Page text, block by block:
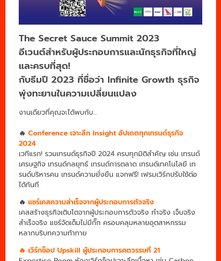
The Secret Sauce Summit 2023
อีเวนต์สำหรับผู้ประกอบการและนักธุรกิจที่ใหญ่
และครบที่สุด!
กับธีมปี 2023 ที่ชื่อว่า Infinite Growth ธุรกิจ
พุ่งทะยานในความเปลี่ยนแปลง
งานเดียวที่คุณจะได้พบกับ…
🔥Conference เจาะลึก Insight อัปเดตทุกเทรนด์ธุรกิจ
2024
เวทีแรก! รวมเทรนด์ธุรกิจปี 2024 ครบทุกมิติสำคัญ เช่น เทรนด์
เศรษฐกิจ เทรนด์กลยุทธ์ เทรนด์การตลาด เทรนด์เทคโนโลยี เท
รนด์บริหารคน เทรนด์ความยั่งยืน แจกฟรี! เฟรมเวิร์กปรับใช้ต่อ
ได้ทันที
🔥แชร์เคสความสำเร็จจากผู้ประกอบการตัวจริง
เคสสร้างธุรกิจเติบโตจากผู้ประกอบการตัวจริง ทำจริง เจ็บจริง
สำเร็จจริง แชร์จัดเต็มไม่มีกั๊ก ครอบคลุมหลายอุตสาหกรรม
หลากบริบทความท้าทาย
🔥 เวิร์กช็อป Upskill ผู้ประกอบการศตวรรษที่ 21